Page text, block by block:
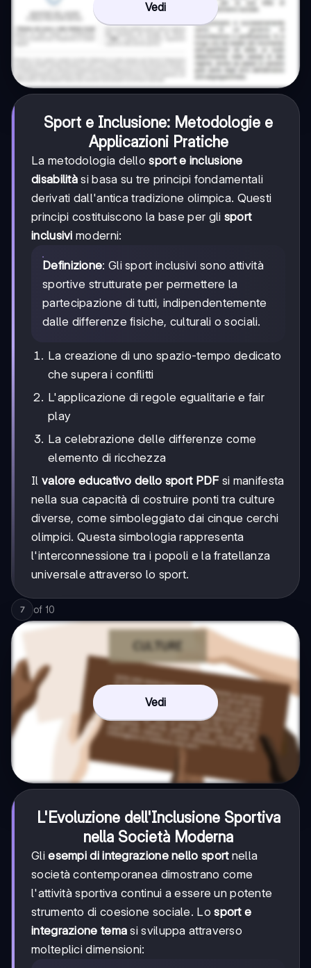
Vedi
Sport e Inclusione: Metodologie e
Applicazioni Pratiche
La metodologia dellosport e inclusione
disabilità si basa su tre principi fondamentali
derivati dall'antica tradizione olimpica. Questi
principi costituiscono la base per gli sport
inclusivi moderni:
Definizione: Gli sport inclusivi sono attività
sportive strutturate per permettere la
partecipazione di tutti, indipendentemente
dalle differenze fisiche, culturali o sociali.
La creazione di uno spazio-tempo dedicato
che supera i conflitti
L'applicazione di regole egualitarie e fair
play
La celebrazione delle differenze come
elemento di ricchezza
Il valore educativo dello sport PDF si manifesta
nella sua capacità di costruire ponti tra culture
diverse, come simboleggiato dai cinque cerchi
olimpici. Questa simbologia rappresenta
l'interconnessione tra i popoli e la fratellanza
universale attraverso lo sport.
7 of 10
Vedi
L'Evoluzione dell'Inclusione Sportiva
nella Società Moderna
Gliesempi di integrazione nello sportnella
società contemporanea dimostrano come
l'attività sportiva continui a essere un potente
strumento di coesione sociale. Losport e
integrazione tema si sviluppa attraverso
molteplici dimensioni: